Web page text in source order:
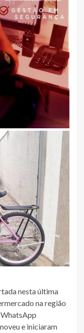
nesta última
na região
e iniciaram